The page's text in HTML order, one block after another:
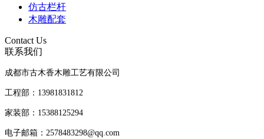
仿古栏杆
木雕配套
Contact Us
联系我们
成都市古木香木雕工艺有限公司
工程部：13981831812
家装部：15388125294
电子邮箱：2578483298@qq.com